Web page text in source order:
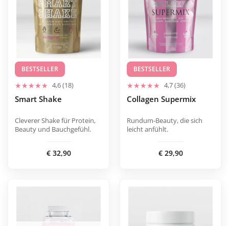
BESTSELLER
4,6 (18)
Smart Shake
Cleverer Shake für Protein,
Beauty und Bauchgefühl.
€32,90
mehreren
Varianten
erhältlich.
Optionen
können
auf
der
Produktseite
werden.
BESTSELLER
4,7 (36)
Collagen Supermix
Rundum-Beauty, die sich
leicht anfühlt.
€29,90